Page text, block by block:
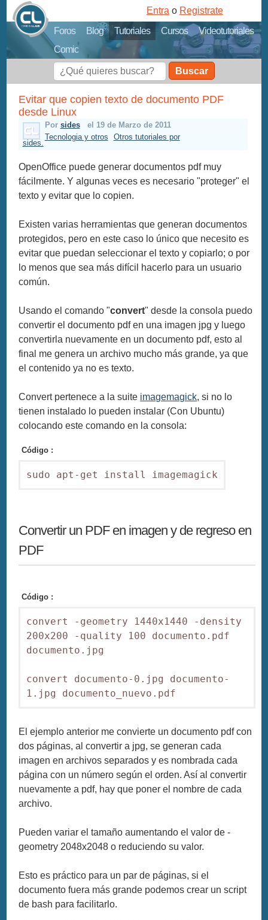
Foros Blog Tutoriales Cursos
Videotutoriales
Comic
Entra o Registrate
Buscar
Evitar que copien texto de documento PDF
desde Linux
Por sides
el 19 de Marzo de 2011
Tecnologia y otros
Otros tutoriales por
sides.
OpenOffice puede generar documentos pdf muy
fácilmente. Y algunas veces es necesario "proteger" el
texto y evitar que lo copien.
Existen varias herramientas que generan documentos
protegidos, pero en este caso lo único que necesito es
evitar que puedan seleccionar el texto y copiarlo; o por
lo menos que sea más difícil hacerlo para un usuario
común.
Usando el comando "convert" desde la consola puedo
convertir el documento pdf en una imagen jpg y luego
convertirla nuevamente en un documento pdf, esto al
final me genera un archivo mucho más grande, ya que
el contenido ya no es texto.
Convert pertenece a la suite imagemagick, si no lo
tienen instalado lo pueden instalar (Con Ubuntu)
colocando este comando en la consola:
Código :
sudo apt-get install imagemagick
Convertir un PDF en imagen y de regreso en
PDF
Código :
convert -geometry 1440x1440 -density
200x200 -quality 100 documento.pdf
documento.jpg
convert documento-0.jpg documento-
El ejemplo anterior me convierte un documento pdf con
dos páginas, al convertir a jpg, se generan cada
imagen en archivos separados y es nombrada cada
página con un número según el orden. Así al convertir
nuevamente a pdf, hay que poner el nombre de cada
archivo.
Pueden variar el tamaño aumentando el valor de -
geometry 2048x2048 o reduciendo su valor.
Esto es práctico para un par de páginas, si el
documento fuera más grande podemos crear un script
de bash para facilitarlo.